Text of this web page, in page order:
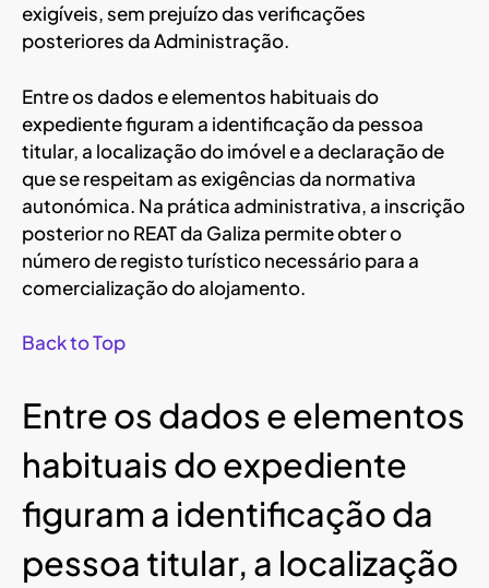
exigíveis, sem prejuízo das verificações
posteriores da Administração.
Entre os dados e elementos habituais do
expediente figuram a identificação da pessoa
titular, a localização do imóvel e a declaração de
que se respeitam as exigências da normativa
autonómica. Na prática administrativa, a inscrição
posterior no REAT da Galiza permite obter o
número de registo turístico necessário para a
comercialização do alojamento.
Back to Top
Entre os dados e elementos
habituais do expediente
figuram a identificação da
pessoa titular, a localização